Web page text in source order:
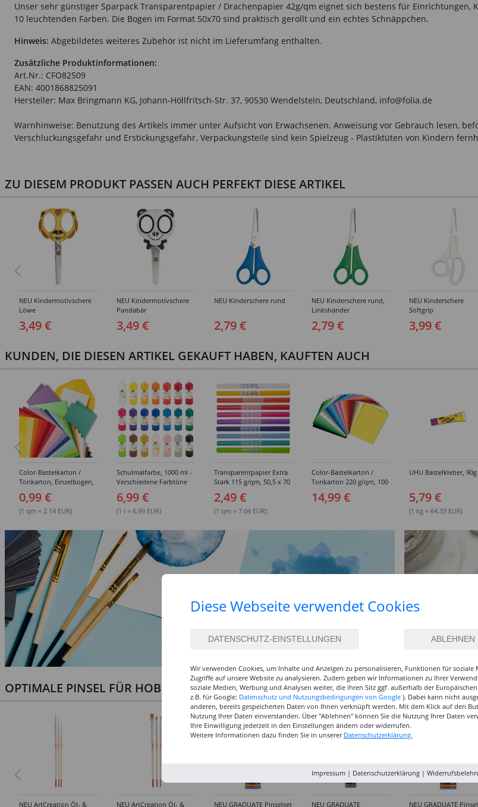
Unser sehr günstiger Sparpack Transparentpapier / Drachenpapier 42g/qm eignet sich bestens für
10 leuchtenden Farben. Die Bogen im Format 50x70 sind praktisch gerollt und ein echtes Schnäppchen.
Hinweis: Abgebildetes weiteres Zubehör ist nicht im Lieferumfang enthalten.
Zusätzliche Produktinformationen:
Art.Nr.: CFO82509
EAN: 4001868825091
Hersteller: Max Bringmann KG, Johann-Höllfritsch-Str. 37, 90530 Wendelstein, Deutschland, info@folia.de
Warnhinweise: Benutzung des Artikels immer unter Aufsicht von Erwachsenen. Anweisung vor Gebrauch lesen,
Verschluckungsgefahr und Erstickungsgefahr. Verpackungsteile sind kein Spielzeug - Plastiktüten von Kindern
ZU DIESEM PRODUKT PASSEN AUCH PERFEKT DIESE ARTIKEL
NEU Kindermotivschere
Löwe
3,49 €
NEU Kindermotivschere
Pandabär
3,49 €
NEU Kinderschere rund
2,79 €
NEU Kinderschere rund,
Linkshänder
2,79 €
NEU Kinderschere
Softgrip
3,99 €
KUNDEN, DIE DIESEN ARTIKEL GEKAUFT HABEN, KAUFTEN AUCH
Color-Bastelkarton /
Tonkarton, Einzelbogen,
220 g/qm, 50x70 cm -
Verschiedene Farbtöne
0,99 €
(1 qm = 2.14 EUR)
Schulmalfarbe, 1000 ml -
Verschiedene Farbtöne
6,99 €
(1 l = 6.99 EUR)
Transparentpapier Extra
Stark 115 g/qm, 50,5 x 70
cm - Verschiedene
Farben &
Packungsgrößen
2,49 €
(1 qm = 7.04 EUR)
Color-Bastelkarton /
Tonkarton 220 g/qm, 100
Blatt, DIN A4 -
Verschiedene Farbtöne
14,99 €
UHU Bastelkleber, 90g
5,79 €
(1 kg = 64.33 EUR)
OPTIMALE PINSEL FÜR HOBBY & KUNST
NEU ArtCreation Öl- &
NEU ArtCreation Öl- &
NEU GRADUATE Pinselset
NEU GRADUATE
NEU GRADUATE
Diese Webseite verwendet Cookies
Wir verwenden Cookies, um Inhalte und Anzeigen zu personalisieren, Funktionen für
Zugriffe auf unsere Website zu analysieren. Zudem geben wir Informationen zu Ihrer
soziale Medien, Werbung und Analysen weiter, die ihren Sitz ggf. außerhalb der
z.B. für Google: Datenschutz und Nutzungsbedingungen von Google ). Dabei kann nicht
anderen, bereits gespeicherten Daten von Ihnen verknüpft werden. Mit dem Klick auf den
Nutzung Ihrer Daten einverstanden. Über "Ablehnen" können Sie die Nutzung Ihrer Daten
Ihre Einwilligung jederzeit in den Einstellungen ändern oder widerrufen.
Weitere Informationen dazu finden Sie in unserer Datenschutzerklärung.
Impressum| Datenschutzerklärung|